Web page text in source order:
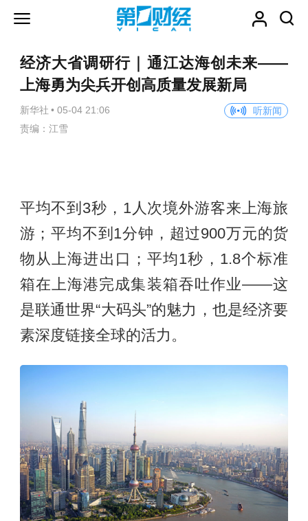
经济大省调研行｜通江达海创未来——
上海勇为尖兵开创高质量发展新局
新华社 • 05-04 21:06
听新闻
责编：江雪
平均不到3秒，1人次境外游客来上海旅
游；平均不到1分钟，超过900万元的货
物从上海进出口；平均1秒，1.8个标准
箱在上海港完成集装箱吞吐作业——这
是联通世界“大码头”的魅力，也是经济要
素深度链接全球的活力。